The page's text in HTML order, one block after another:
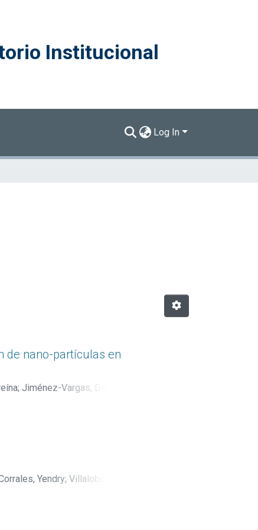
Institucional
Log In
de nano-partículas en
; Jiménez-Vargas, Diego
Yendry; Villalobos,